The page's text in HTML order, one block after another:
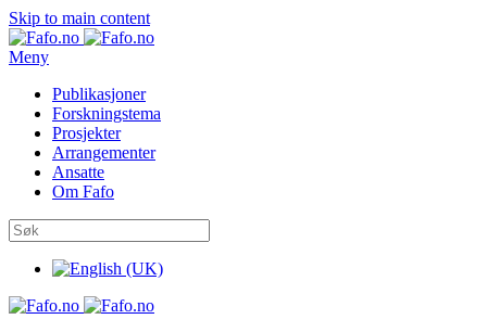
Skip to main content
Meny
Publikasjoner
Forskningstema
Prosjekter
Arrangementer
Ansatte
Om Fafo